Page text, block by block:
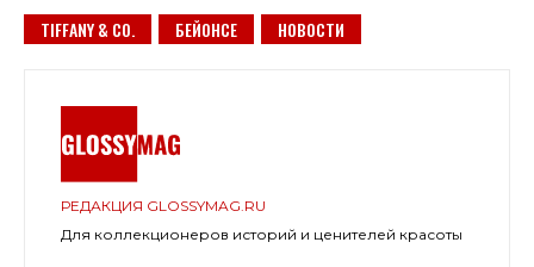
TIFFANY & CO. БЕЙОНСЕ НОВОСТИ
РЕДАКЦИЯ GLOSSYMAG.RU
Для коллекционеров историй и ценителей красоты